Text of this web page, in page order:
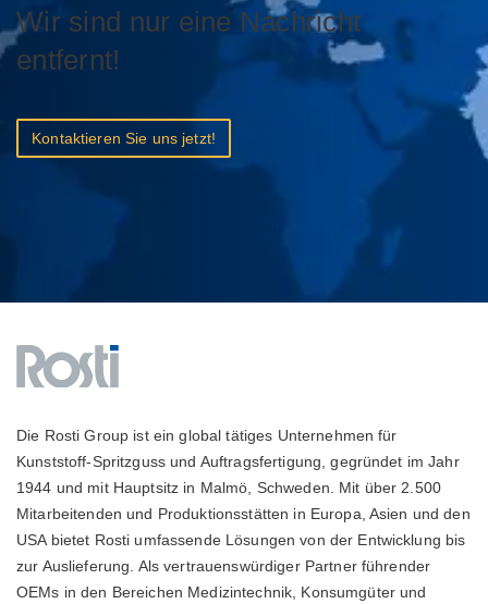
Wir sind nur eine Nachricht
entfernt!
Kontaktieren Sie uns jetzt!
Die Rosti Group ist ein global tätiges Unternehmen für
Kunststoff-Spritzguss und Auftragsfertigung, gegründet im Jahr
1944 und mit Hauptsitz in Malmö, Schweden. Mit über 2.500
Mitarbeitenden und Produktionsstätten in Europa, Asien und den
USA bietet Rosti umfassende Lösungen von der Entwicklung bis
zur Auslieferung. Als vertrauenswürdiger Partner führender
OEMs in den Bereichen Medizintechnik, Konsumgüter und